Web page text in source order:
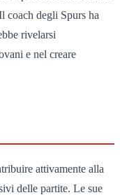
coach degli Spurs ha
rivelarsi
e nel creare
attivamente alla
delle partite. Le sue